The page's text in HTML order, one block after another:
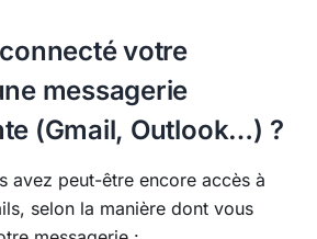
votre
messagerie
(Gmail, Outlook…) ?
avez peut-être encore accès à
selon la manière dont vous